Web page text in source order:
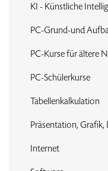
KI - Künstliche
PC-Grund-und
PC-Kurse für ältere
PC-Schülerkurse
Tabellenkalkulation
Präsentation, Grafik,
Internet